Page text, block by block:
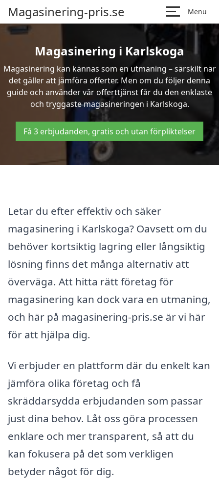
Magasinering-pris.se Menu
Magasinering i Karlskoga
Magasinering kan kännas som en utmaning – särskilt när
det gäller att jämföra offerter. Men om du följer denna
guide och använder vår offerttjänst får du den enklaste
och tryggaste magasineringen i Karlskoga.
Få 3 erbjudanden, gratis och utan förpliktelser
Letar du efter effektiv och säker
magasinering i Karlskoga? Oavsett om du
behöver kortsiktig lagring eller långsiktig
lösning finns det många alternativ att
överväga. Att hitta rätt företag för
magasinering kan dock vara en utmaning,
och här på magasinering-pris.se är vi här
för att hjälpa dig.
Vi erbjuder en plattform där du enkelt kan
jämföra olika företag och få
skräddarsydda erbjudanden som passar
just dina behov. Låt oss göra processen
enklare och mer transparent, så att du
kan fokusera på det som verkligen
betyder något för dig.